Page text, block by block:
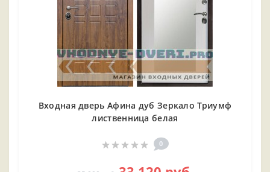
Входная дверь Афина дуб Зеркало Триумф
лиственница белая
0